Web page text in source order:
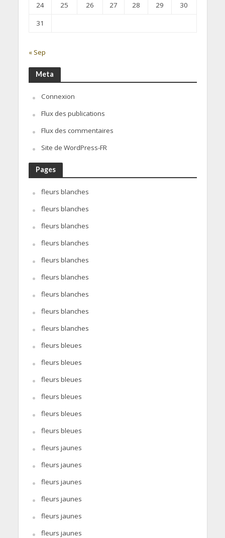
24
25 26 27 28 29
30
31
« Sep
Meta
Connexion
Flux des publications
Flux des commentaires
Site de WordPress-FR
Pages
fleurs blanches
fleurs blanches
fleurs blanches
fleurs blanches
fleurs blanches
fleurs blanches
fleurs blanches
fleurs blanches
fleurs blanches
fleurs bleues
fleurs bleues
fleurs bleues
fleurs bleues
fleurs bleues
fleurs bleues
fleurs jaunes
fleurs jaunes
fleurs jaunes
fleurs jaunes
fleurs jaunes
fleurs jaunes